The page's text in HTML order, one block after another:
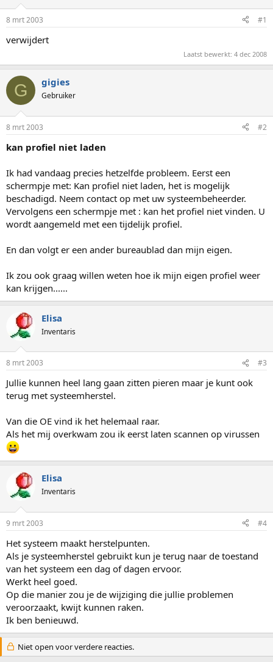
s
t
a
t
e
r
m
8 mrt 2003 #1
verwijdert
Laatst bewerkt: 4 dec 2008
G gigies
Gebruiker
8 mrt 2003 #2
kan profiel niet laden
Ik had vandaag precies hetzelfde probleem. Eerst een
schermpje met: Kan profiel niet laden, het is mogelijk
beschadigd. Neem contact op met uw systeembeheerder.
Vervolgens een schermpje met : kan het profiel niet vinden. U
wordt aangemeld met een tijdelijk profiel.
En dan volgt er een ander bureaublad dan mijn eigen.
Ik zou ook graag willen weten hoe ik mijn eigen profiel weer
kan krijgen......
Elisa
Inventaris
8 mrt 2003 #3
Jullie kunnen heel lang gaan zitten pieren maar je kunt ook
terug met systeemherstel.
Van die OE vind ik het helemaal raar.
Als het mij overkwam zou ik eerst laten scannen op virussen
Elisa
Inventaris
9 mrt 2003 #4
Het systeem maakt herstelpunten.
Als je systeemherstel gebruikt kun je terug naar de toestand
van het systeem een dag of dagen ervoor.
Werkt heel goed.
Op die manier zou je de wijziging die jullie problemen
veroorzaakt, kwijt kunnen raken.
Ik ben benieuwd.
Niet open voor verdere reacties.